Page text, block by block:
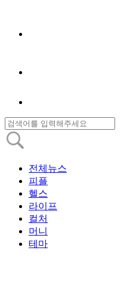
전체뉴스
피플
헬스
라이프
컬처
머니
테마